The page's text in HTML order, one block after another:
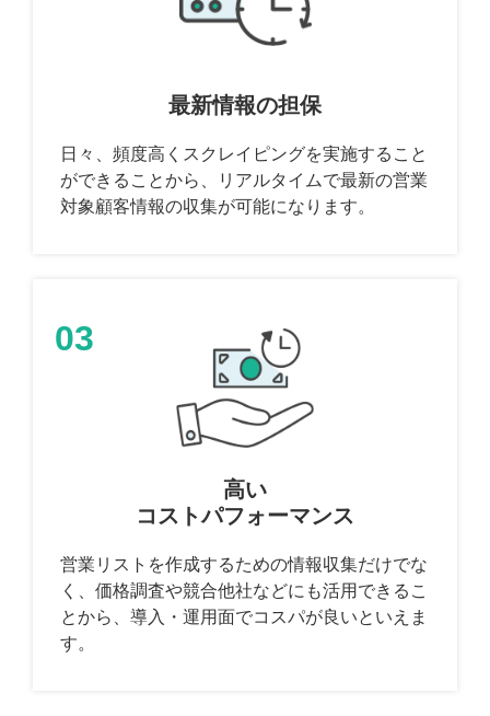
最新情報の担保
日々、頻度高くスクレイピングを実施すること
ができることから、リアルタイムで最新の営業
対象顧客情報の収集が可能になります。
03
高い
コストパフォーマンス
営業リストを作成するための情報収集だけでな
く、価格調査や競合他社などにも活用できるこ
とから、導入・運用面でコスパが良いといえま
す。